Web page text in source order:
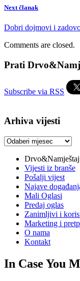
Next članak
Dobri dojmovi i
Comments are closed.
Prati
Subscribe via RSS
Arhiva vijesti
Arhiva
Drvo&Namještaj
Vijesti iz branše
Pošalji vijest
Najave
Mali Oglasi
Predaj oglas
Zanimljivi i
Marketing i
O nama
Kontakt
In Case You